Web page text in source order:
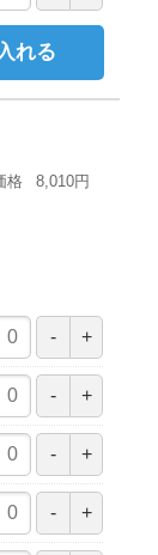
れる
格 8,010円